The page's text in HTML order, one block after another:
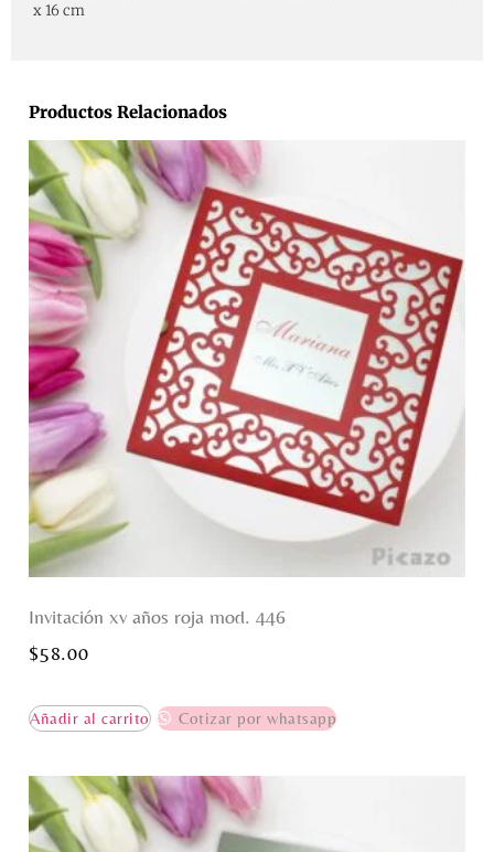
x 16 cm
Productos Relacionados
Invitación xv años roja mod. 446
$58.00
Añadir al carrito Cotizar por whatsapp